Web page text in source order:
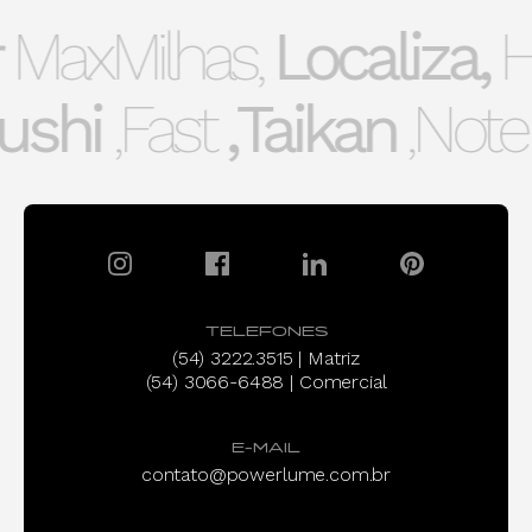
Localiza,
Taikan,
Fast,
TELEFONES
(54) 3222.3515 | Matriz
(54) 3066-6488 | Comercial
E-MAIL
contato@powerlume.com.br